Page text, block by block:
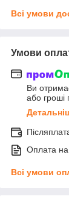
Всі умови
Умови
Ви
або гроші
Оплата
Всі умови